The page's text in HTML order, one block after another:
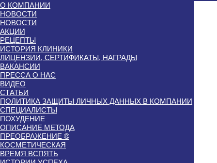
О КОМПАНИИ
НОВОСТИ
НОВОСТИ
АКЦИИ
РЕЦЕПТЫ
ИСТОРИЯ КЛИНИКИ
ЛИЦЕНЗИИ, СЕРТИФИКАТЫ, НАГРАДЫ
ВАКАНСИИ
ПРЕССА О НАС
ВИДЕО
СТАТЬИ
ПОЛИТИКА ЗАЩИТЫ ЛИЧНЫХ ДАННЫХ В КОМПАНИИ
СПЕЦИАЛИСТЫ
ПОХУДЕНИЕ
ОПИСАНИЕ МЕТОДА
ПРЕОБРАЖЕНИЕ ®
КОСМЕТИЧЕСКАЯ
ВРЕМЯ ВСПЯТЬ